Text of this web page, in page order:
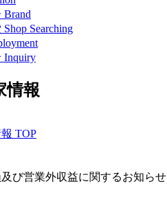
TOP
び営業外収益に関するお知らせ